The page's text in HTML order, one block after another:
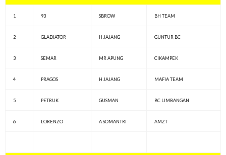
1 93 SBROW BH TEAM
2 GLADIATOR H JAJANG GUNTUR BC
3 SEMAR MR APUNG CIKAMPEK
4 PRAGOS H JAJANG MAFIA TEAM
5 PETRUK GUSMAN BC LIMBANGAN
6 LORENZO A SOMANTRI AMZT